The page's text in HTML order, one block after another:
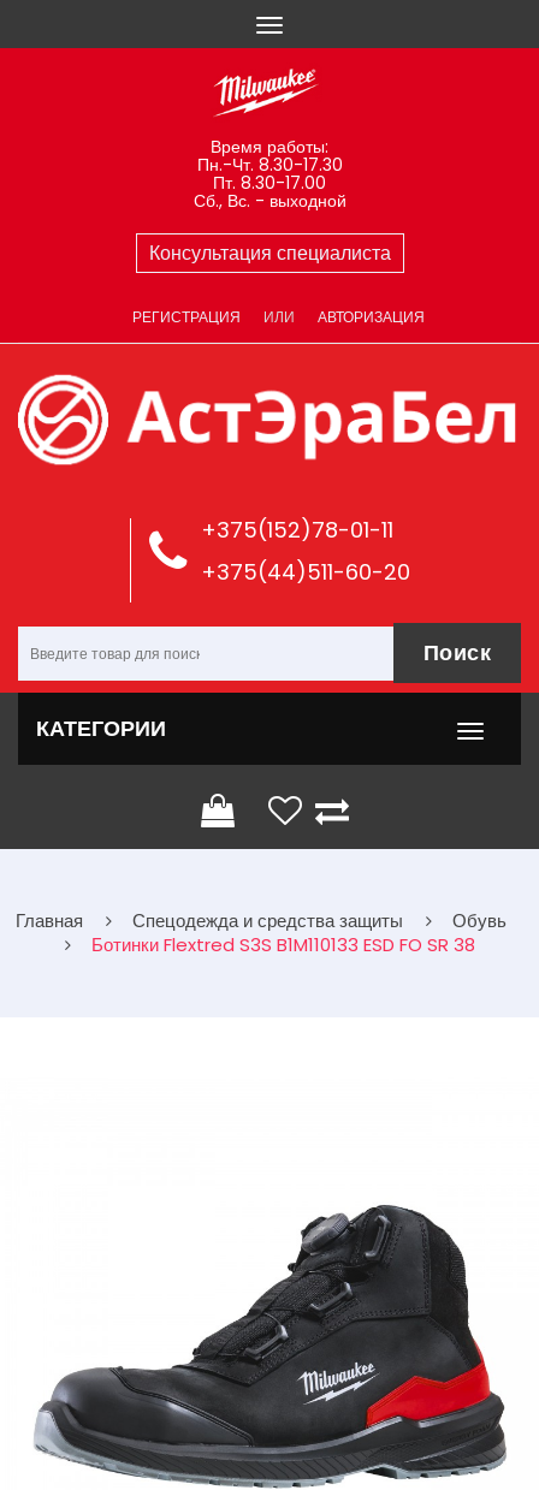
Время работы:
Пн.-Чт. 8.30-17.30
Пт. 8.30-17.00
Сб., Вс. - выходной
Консультация специалиста
РЕГИСТРАЦИЯ ИЛИ АВТОРИЗАЦИЯ
+375(152)78-01-11
+375(44)511-60-20
Поиск
КАТЕГОРИИ
Главная Спецодежда и средства защиты
Обувь
Ботинки Flextred S3S B1M110133 ESD FO SR 38